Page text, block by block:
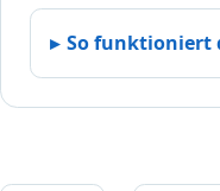
So funktioniert